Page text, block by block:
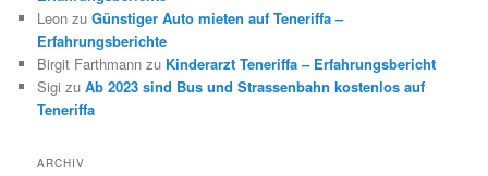
Leon zuGünstiger Auto mieten auf Teneriffa –
Erfahrungsberichte
Birgit Farthmann zu Kinderarzt Teneriffa – Erfahrungsbericht
Sigi zuAb 2023 sind Bus und Strassenbahn kostenlos auf
Teneriffa
ARCHIV